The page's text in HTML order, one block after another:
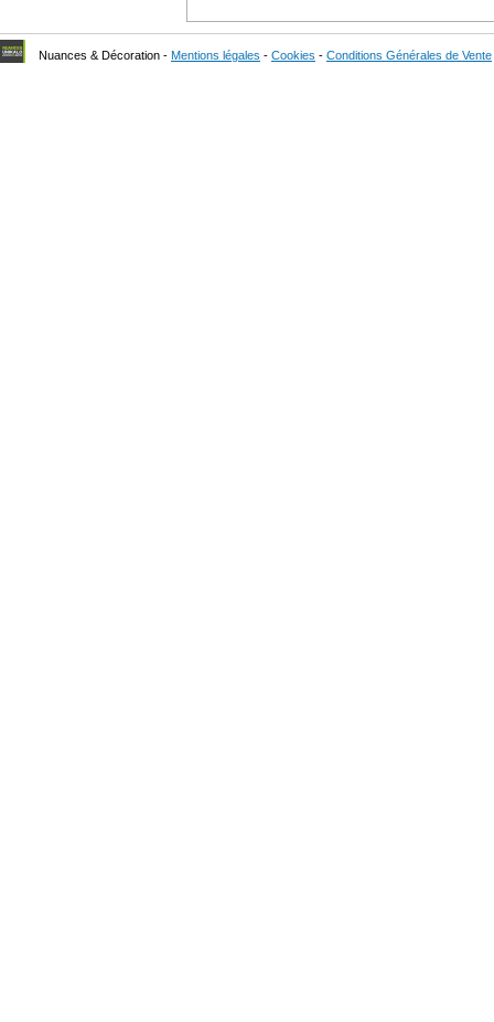
Nuances & Décoration - Mentions légales - Cookies - Conditions Générales de Vente